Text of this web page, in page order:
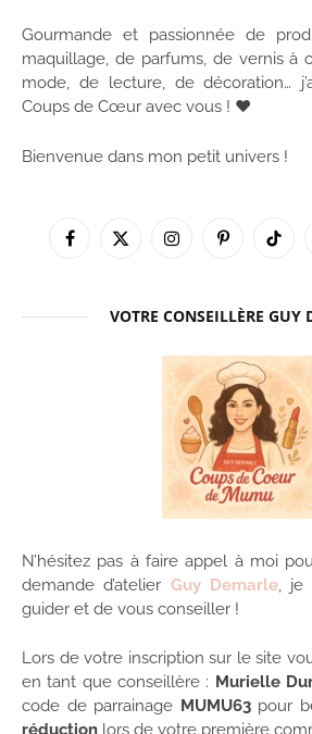
Gourmande et passionnée de
maquillage, de parfums, de vernis à
mode, de lecture, de décoration…
Coups de Cœur avec vous ! ♥
Bienvenue dans mon petit univers !
Facebook
X
InstagramPinterestTikTok
VOTRE CONSEILLÈRE GUY
N’hésitez pas à faire appel à moi
demande d’atelier Guy Demarle, je
guider et de vous conseiller !
Lors de votre inscription sur le site
en tant que conseillère : Murielle
code de parrainage MUMU63pour
réduction lors de votre première